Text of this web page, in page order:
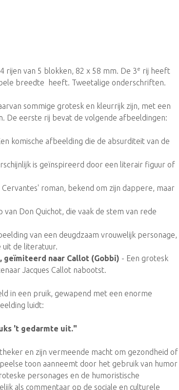
rijen van 5 blokken, 82 x 58 mm. De 3e rij heeft
breedte heeft. Tweetalige onderschriften.
sommige grotesk en kleurrijk zijn, met een
De eerste rij bevat de volgende afbeeldingen:
komische afbeelding die de absurditeit van de
is geïnspireerd door een literair figuur of
roman, bekend om zijn dappere, maar
van Don Quichot, die vaak de stem van rede
van een deugdzaam vrouwelijk personage,
de literatuur.
geïmiteerd naar Callot (Gobbi) - Een grotesk
Jacques Callot nabootst.
in een pruik, gewapend met een enorme
luidt:
't gedarmte uit."
en zijn vermeende macht om gezondheid of
toon aanneemt door het gebruik van humor
personages en de humoristische
als commentaar op de sociale en culturele